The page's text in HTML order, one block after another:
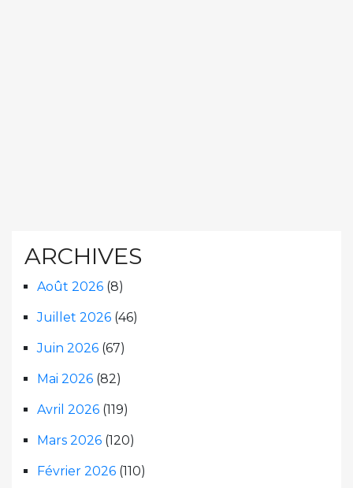
ARCHIVES
Août 2026 (8)
Juillet 2026 (46)
Juin 2026 (67)
Mai 2026 (82)
Avril 2026 (119)
Mars 2026 (120)
Février 2026 (110)